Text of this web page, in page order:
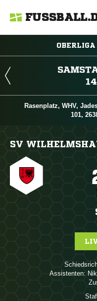
Rasenplatz, WHV,
101,
SV
Assistenten: